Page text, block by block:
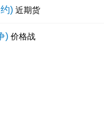
) 近期货
) 价格战